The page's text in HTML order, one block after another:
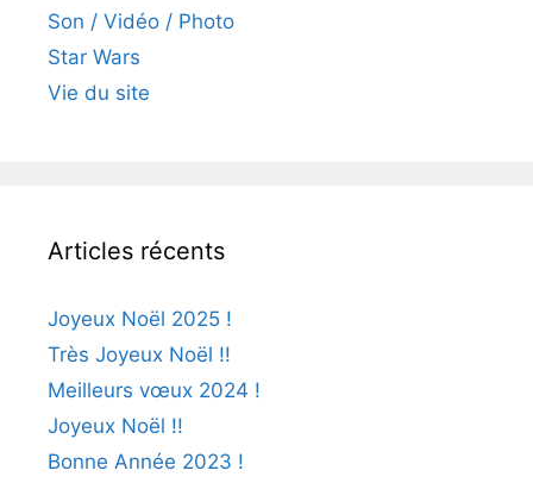
Son / Vidéo / Photo
Star Wars
Vie du site
Articles récents
Joyeux Noël 2025 !
Très Joyeux Noël !!
Meilleurs vœux 2024 !
Joyeux Noël !!
Bonne Année 2023 !